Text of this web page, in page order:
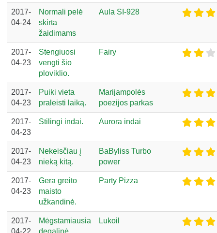
2017-
04-24
Normali pelė
skirta
žaidimams
Aula SI-928
2017-
04-23
Stengiuosi
vengti šio
ploviklio.
Fairy
2017-
04-23
Puiki vieta
praleisti laiką.
Marijampolės
poezijos parkas
2017-
04-23
Stilingi indai. Aurora indai
2017-
04-23
Nekeisčiau į
nieką kitą.
BaByliss Turbo
power
2017-
04-23
Gera greito
maisto
užkandinė.
Party Pizza
2017-
04-22
Mėgstamiausia
degalinė
Lukoil